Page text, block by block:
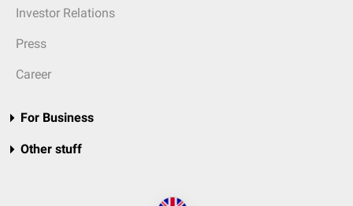
Investor Relations
Press
Career
For Business
Other stuff